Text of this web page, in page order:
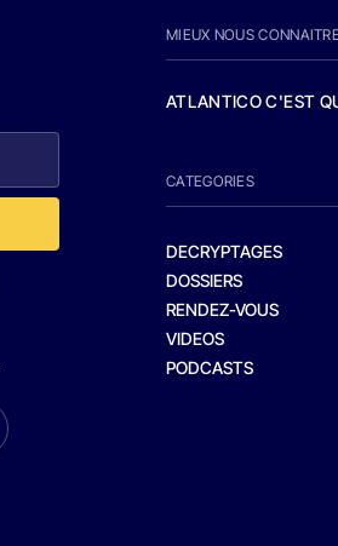
MIEUX NOUS CONNAITRE
ATLANTICO C'EST
CATEGORIES
DECRYPTAGES
DOSSIERS
RENDEZ-VOUS
VIDEOS
PODCASTS